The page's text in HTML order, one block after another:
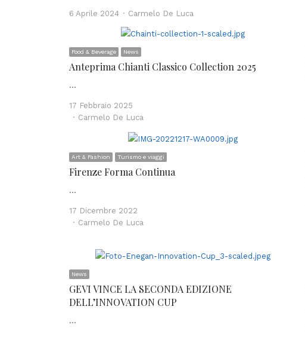
6 Aprile 2024 Author
Carmelo De Luca
Food & Beverage News
Anteprima Chianti Classico Collection 2025
…
17 Febbraio 2025
Author
Carmelo De Luca
Art & Fashion Turismo e viaggi
Firenze Forma Continua
…
17 Dicembre 2022
Author
Carmelo De Luca
News
GEVI VINCE LA SECONDA EDIZIONE
DELL’INNOVATION CUP
…